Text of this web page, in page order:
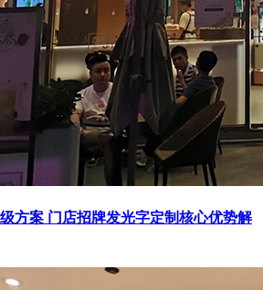
方案 门店招牌发光字定制核心优势解